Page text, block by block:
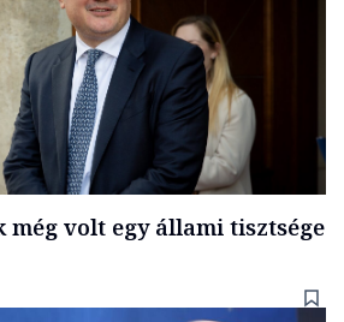
még volt egy állami tisztsége